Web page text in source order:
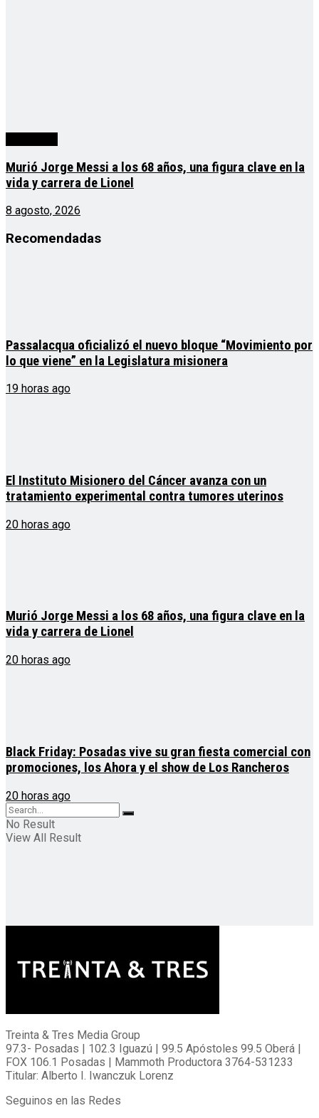
Murió Jorge Messi a los 68 años, una figura clave en la
vida y carrera de Lionel
8 agosto, 2026
Recomendadas
Passalacqua oficializó el nuevo bloque “Movimiento por
lo que viene” en la Legislatura misionera
19 horas ago
El Instituto Misionero del Cáncer avanza con un
tratamiento experimental contra tumores uterinos
20 horas ago
Murió Jorge Messi a los 68 años, una figura clave en la
vida y carrera de Lionel
20 horas ago
Black Friday: Posadas vive su gran fiesta comercial con
promociones, los Ahora y el show de Los Rancheros
20 horas ago
No Result
View All Result
Treinta & Tres Media Group
97.3- Posadas | 102.3 Iguazú | 99.5 Apóstoles 99.5 Oberá |
FOX 106.1 Posadas | Mammoth Productora 3764-531233
Titular: Alberto I. Iwanczuk Lorenz
Seguinos en las Redes